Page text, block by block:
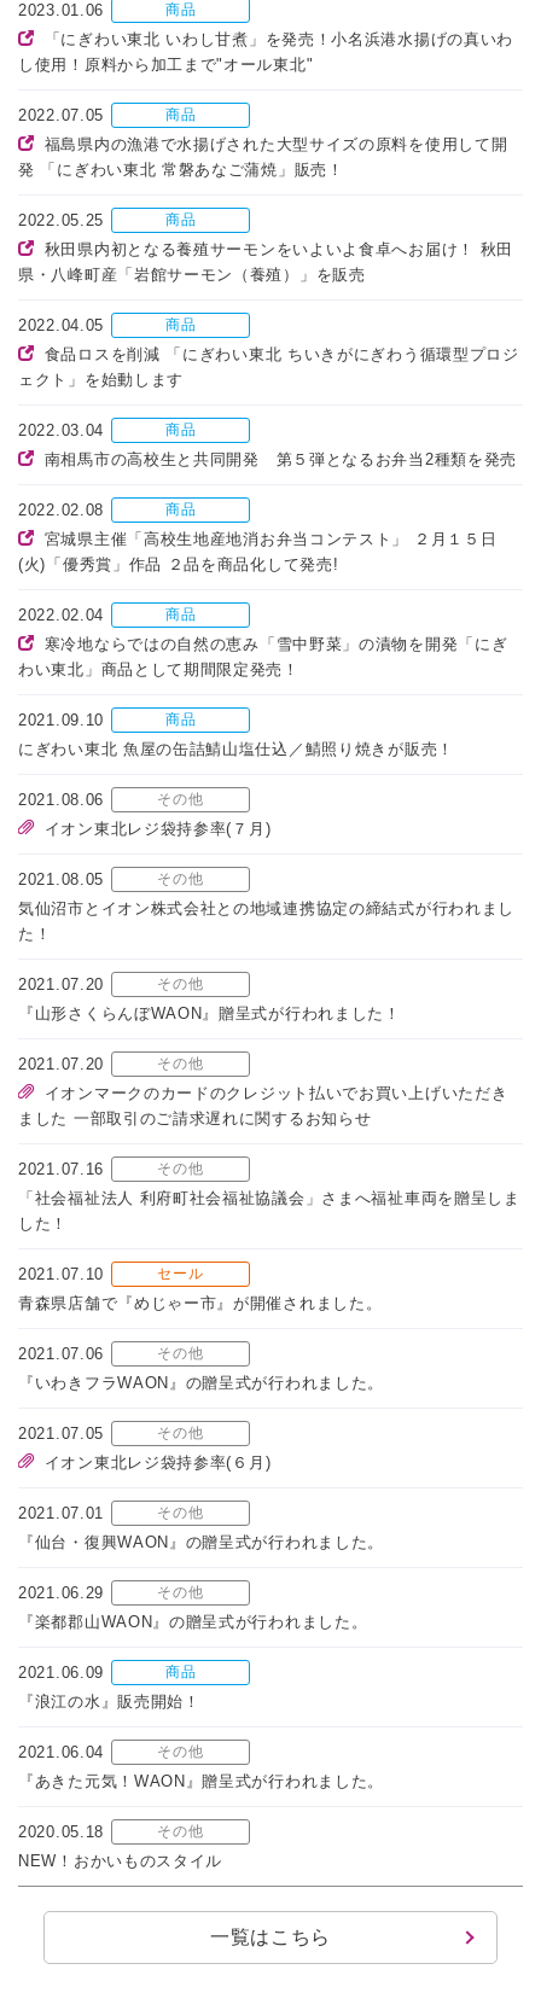
2023.01.06 商品
「にぎわい東北 いわし甘煮」を発売！小名浜港水揚げの真いわ
し使用！原料から加工まで"オール東北"
2022.07.05 商品
福島県内の漁港で水揚げされた大型サイズの原料を使用して開
発 「にぎわい東北 常磐あなご蒲焼」販売！
2022.05.25 商品
秋田県内初となる養殖サーモンをいよいよ食卓へお届け！ 秋田
県・八峰町産「岩館サーモン（養殖）」を販売
2022.04.05 商品
食品ロスを削減 「にぎわい東北 ちいきがにぎわう循環型プロジ
ェクト」を始動します
2022.03.04 商品
南相馬市の高校生と共同開発 第５弾となるお弁当2種類を発売
2022.02.08 商品
宮城県主催「高校生地産地消お弁当コンテスト」 ２月１５日
(火)「優秀賞」作品 ２品を商品化して発売!
2022.02.04 商品
寒冷地ならではの自然の恵み「雪中野菜」の漬物を開発「にぎ
わい東北」商品として期間限定発売！
2021.09.10 商品
にぎわい東北 魚屋の缶詰鯖山塩仕込／鯖照り焼きが販売！
2021.08.06 その他
イオン東北レジ袋持参率(７月)
2021.08.05 その他
気仙沼市とイオン株式会社との地域連携協定の締結式が行われまし
た！
2021.07.20 その他
『山形さくらんぼWAON』贈呈式が行われました！
2021.07.20 その他
イオンマークのカードのクレジット払いでお買い上げいただき
ました 一部取引のご請求遅れに関するお知らせ
2021.07.16 その他
「社会福祉法人 利府町社会福祉協議会」さまへ福祉車両を贈呈しま
した！
2021.07.10 セール
青森県店舗で『めじゃー市』が開催されました。
2021.07.06 その他
『いわきフラWAON』の贈呈式が行われました。
2021.07.05 その他
イオン東北レジ袋持参率(６月)
2021.07.01 その他
『仙台・復興WAON』の贈呈式が行われました。
2021.06.29 その他
『楽都郡山WAON』の贈呈式が行われました。
2021.06.09 商品
『浪江の水』販売開始！
2021.06.04 その他
『あきた元気！WAON』贈呈式が行われました。
2020.05.18 その他
NEW！おかいものスタイル
一覧はこちら